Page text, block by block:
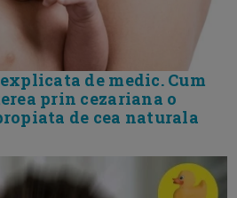
de medic. Cum
prin cezariana o
de cea naturala